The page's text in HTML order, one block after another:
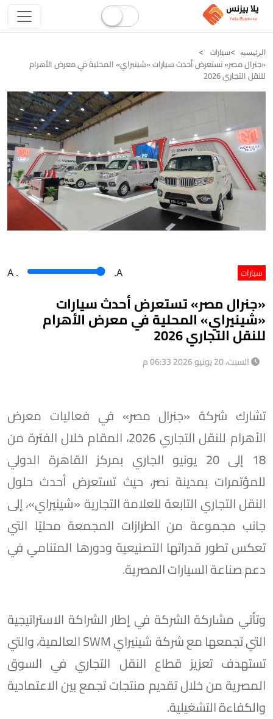
الرئيسيه سيارات
«جنرال مصر» تستعرض أحدث سيارات «شينيراي» المحلية في معرض الأهرام
للنقل التجاري 2026
سيارات A . .A
«جنرال مصر» تستعرض أحدث سيارات
«شينيراي» المحلية في معرض الأهرام
للنقل التجاري 2026
السبت، 20 يونيو 2026 06:33 م
تشارك شركة «جنرال مصر» في فعاليات معرض
الأهرام للنقل التجاري 2026، المقام خلال الفترة من
18 إلى 20 يونيو الجاري بمركز القاهرة الدولي
للمؤتمرات بمدينة نصر، حيث تستعرض أحدث حلول
النقل التجاري التابعة للعلامة التجارية «شينيراي»، إلى
جانب مجموعة من الطرازات المجمعة محليًا التي
تعكس تطور قدراتها التصنيعية ودورها المتنامي في
دعم صناعة السيارات المصرية.
وتأتي مشاركة الشركة في إطار الشراكة الاستراتيجية
التي تجمعها مع شركة شينيراي SWM العالمية، والتي
تستهدف تعزيز قطاع النقل التجاري في السوق
المصرية من خلال تقديم منتجات تجمع بين الاعتمادية
والكفاءة التشغيلية.